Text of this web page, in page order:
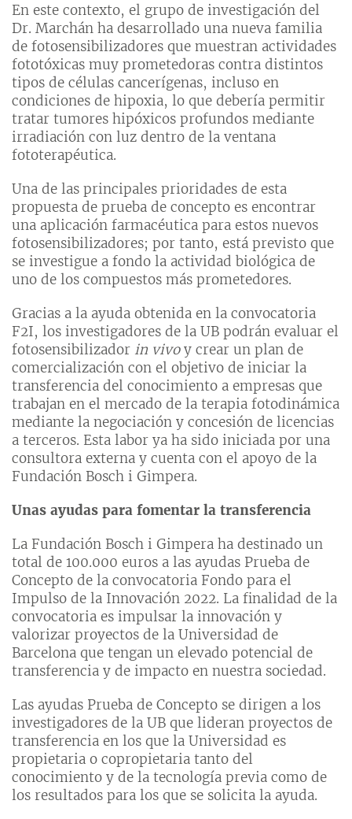
En este contexto, el grupo de investigación del
Dr. Marchán ha desarrollado una nueva familia
de fotosensibilizadores que muestran actividades
fototóxicas muy prometedoras contra distintos
tipos de células cancerígenas, incluso en
condiciones de hipoxia, lo que debería permitir
tratar tumores hipóxicos profundos mediante
irradiación con luz dentro de la ventana
fototerapéutica.
Una de las principales prioridades de esta
propuesta de prueba de concepto es encontrar
una aplicación farmacéutica para estos nuevos
fotosensibilizadores; por tanto, está previsto que
se investigue a fondo la actividad biológica de
uno de los compuestos más prometedores.
Gracias a la ayuda obtenida en la convocatoria
F2I, los investigadores de la UB podrán evaluar el
fotosensibilizador in vivoy crear un plan de
comercialización con el objetivo de iniciar la
transferencia del conocimiento a empresas que
trabajan en el mercado de la terapia fotodinámica
mediante la negociación y concesión de licencias
a terceros. Esta labor ya ha sido iniciada por una
consultora externa y cuenta con el apoyo de la
Fundación Bosch i Gimpera.
Unas ayudas para fomentar la transferencia
La Fundación Bosch i Gimpera ha destinado un
total de 100.000 euros a las ayudas Prueba de
Concepto de la convocatoria Fondo para el
Impulso de la Innovación 2022. La finalidad de la
convocatoria es impulsar la innovación y
valorizar proyectos de la Universidad de
Barcelona que tengan un elevado potencial de
transferencia y de impacto en nuestra sociedad.
Las ayudas Prueba de Concepto se dirigen a los
investigadores de la UB que lideran proyectos de
transferencia en los que la Universidad es
propietaria o copropietaria tanto del
conocimiento y de la tecnología previa como de
los resultados para los que se solicita la ayuda.